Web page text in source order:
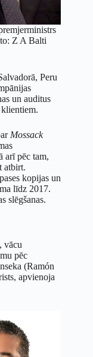
Z A Balti
Peru
un auditus
Mossack
arī pēc tam,
atbirt.
kopijas un
līdz 2017.
slēgšanas.
vācu
pēc
(Ramón
apvienoja